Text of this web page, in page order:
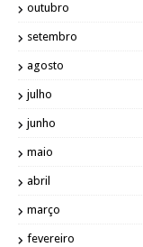
outubro
setembro
agosto
julho
junho
maio
abril
março
fevereiro